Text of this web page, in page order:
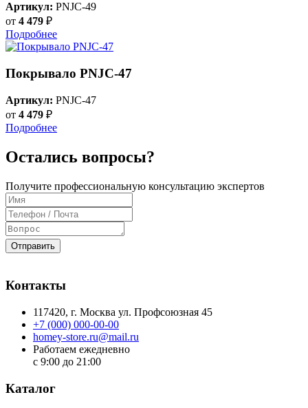
Артикул: PNJC-49
от 4 479 ₽
Подробнее
Покрывало PNJC-47
Артикул: PNJC-47
от 4 479 ₽
Подробнее
Остались вопросы?
Получите профессиональную консультацию экспертов
Отправить
Контакты
117420, г. Москва ул. Профсоюзная 45
+7 (000) 000-00-00
homey-store.ru@mail.ru
Работаем ежедневно
с 9:00 до 21:00
Каталог